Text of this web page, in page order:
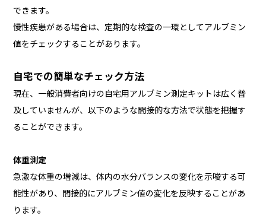
できます。
慢性疾患がある場合は、定期的な検査の一環としてアルブミン
値をチェックすることがあります。
自宅での簡単なチェック方法
現在、一般消費者向けの自宅用アルブミン測定キットは広く普
及していませんが、以下のような間接的な方法で状態を把握す
ることができます。
体重測定
急激な体重の増減は、体内の水分バランスの変化を示唆する可
能性があり、間接的にアルブミン値の変化を反映することがあ
ります。